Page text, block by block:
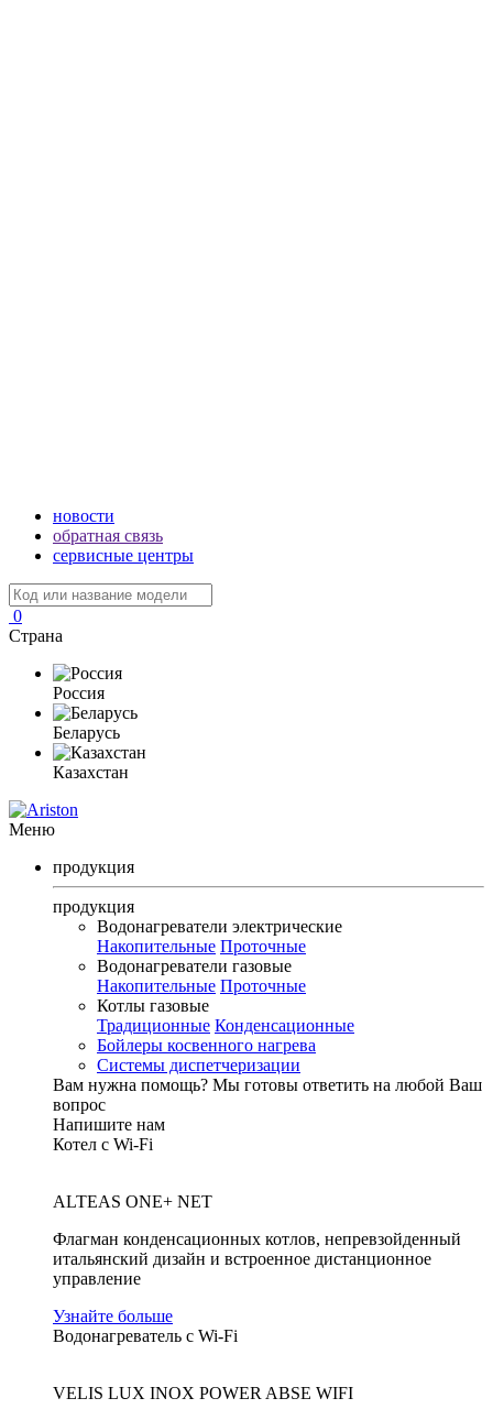
новости
обратная связь
сервисные центры
0
Страна
Россия
Беларусь
Казахстан
Меню
продукция
продукция
Водонагреватели электрические
Накопительные Проточные
Водонагреватели газовые
Накопительные Проточные
Котлы газовые
Традиционные Конденсационные
Бойлеры косвенного нагрева
Системы диспетчеризации
Вам нужна помощь? Мы готовы ответить на любой Ваш
вопрос
Напишите нам
Котел с Wi-Fi
ALTEAS ONE+ NET
Флагман конденсационных котлов, непревзойденный
итальянский дизайн и встроенное дистанционное
управление
Узнайте больше
Водонагреватель с Wi-Fi
VELIS LUX INOX POWER ABSE WIFI